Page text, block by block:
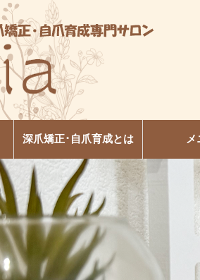
深爪矯正･自爪育成とは メ